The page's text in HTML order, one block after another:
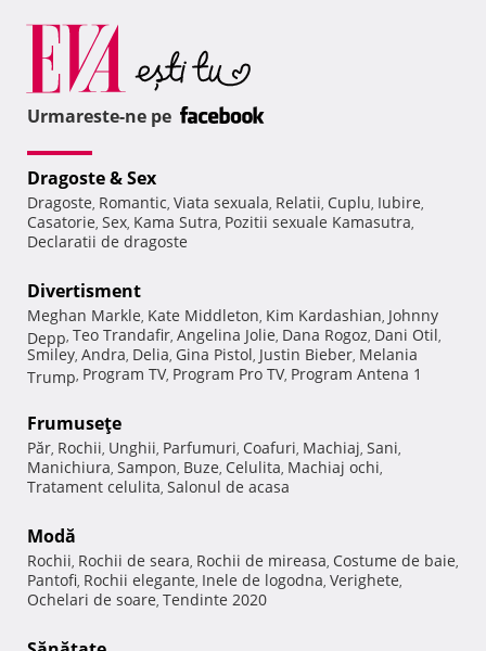
Urmareste-ne pe
Dragoste & Sex
Dragoste, Romantic, Viata sexuala, Relatii, Cuplu, Iubire,
Casatorie, Sex, Kama Sutra, Pozitii sexuale Kamasutra,
Declaratii de dragoste
Divertisment
Meghan Markle, Kate Middleton, Kim Kardashian, Johnny
Depp, Teo Trandafir, Angelina Jolie, Dana Rogoz, Dani Otil,
Smiley, Andra, Delia, Gina Pistol, Justin Bieber, Melania
Trump, Program TV, Program Pro TV, Program Antena 1
Frumuseţe
Păr, Rochii, Unghii, Parfumuri, Coafuri, Machiaj, Sani,
Manichiura, Sampon, Buze, Celulita, Machiaj ochi,
Tratament celulita, Salonul de acasa
Modă
Rochii, Rochii de seara, Rochii de mireasa, Costume de baie,
Pantofi, Rochii elegante, Inele de logodna, Verighete,
Ochelari de soare, Tendinte 2020